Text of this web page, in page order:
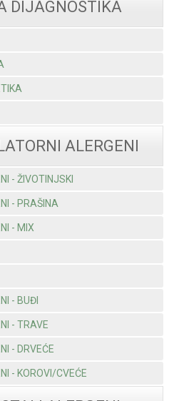
DIJAGNOSTIKA
ALERGENI
- ŽIVOTINJSKI
- PRAŠINA
- MIX
- BUĐI
- TRAVE
- DRVEĆE
- KOROVI/CVEĆE